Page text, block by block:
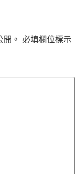
。 必填欄位標示